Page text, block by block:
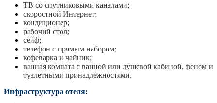
ТВ со спутниковыми каналами;
скоростной Интернет;
кондиционер;
рабочий стол;
сейф;
телефон с прямым набором;
кофеварка и чайник;
ванная комната с ванной или душевой кабиной, феном и
туалетными принадлежностями.
Инфраструктура отеля: